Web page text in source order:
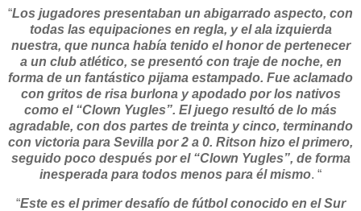
“Los jugadores presentaban un abigarrado aspecto, con
todas las equipaciones en regla, y el ala izquierda
nuestra, que nunca había tenido el honor de pertenecer
a un club atlético, se presentó con traje de noche, en
forma de un fantástico pijama estampado. Fue aclamado
con gritos de risa burlona y apodado por los nativos
como el “Clown Yugles”. El juego resultó de lo más
agradable, con dos partes de treinta y cinco, terminando
con victoria para Sevilla por 2 a 0. Ritson hizo el primero,
seguido poco después por el “Clown Yugles”, de forma
inesperada para todos menos para él mismo. “
“Este es el primer desafío de fútbol conocido en el Sur